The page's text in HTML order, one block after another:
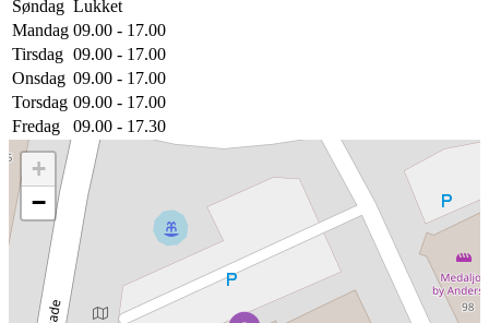
Søndag Lukket
Mandag 09.00 - 17.00
Tirsdag 09.00 - 17.00
Onsdag 09.00 - 17.00
Torsdag 09.00 - 17.00
Fredag
09.00 - 17.30
+
−